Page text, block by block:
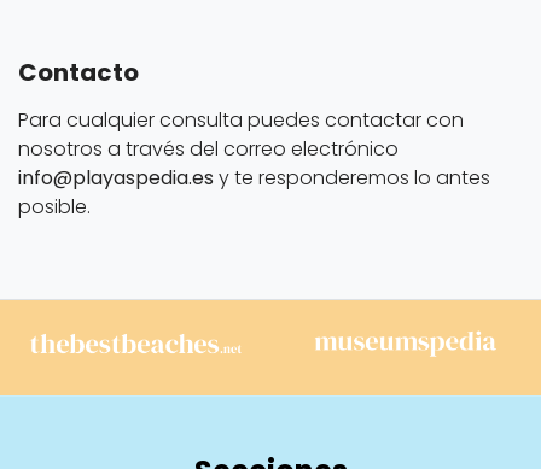
Contacto
Para cualquier consulta puedes contactar con
nosotros a través del correo electrónico
info@playaspedia.es y te responderemos lo antes
posible.